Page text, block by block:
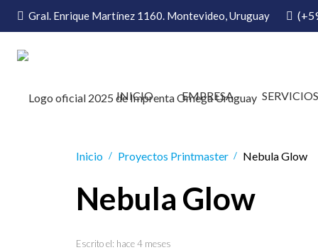
Gral. Enrique Martínez 1160. Montevideo, Uruguay
INICIO
EMPRESA SERVICIOS
Inicio / Proyectos Printmaster / Nebula Glow
Nebula Glow
Escrito el: hace 4 meses